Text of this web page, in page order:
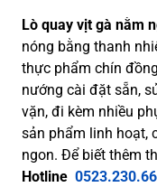
Lò quay vịt gà nằm
nóng bằng thanh
thực phẩm chín
nướng cài đặt sẵn,
vặn, đi kèm nhiều
sản phẩm linh hoạt,
ngon. Để biết thêm
Hotline